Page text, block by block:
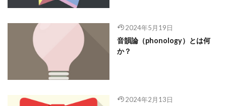
2024年5月19日
音韻論（phonology）とは何
か？
2024年2月13日